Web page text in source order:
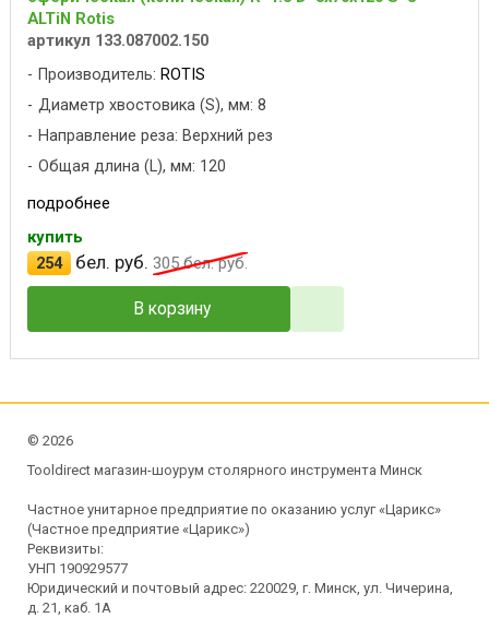
ALTiN Rotis
артикул 133.087002.150
Производитель: ROTIS
Диаметр хвостовика (S), мм: 8
Направление реза: Верхний рез
Общая длина (L), мм: 120
подробнее
купить
254
бел. руб. 305бел. руб.
В корзину
© 2026
Tooldirect магазин-шоурум столярного инструмента Минск
Частное унитарное предприятие по оказанию услуг «Царикс»
(Частное предприятие «Царикс»)
Реквизиты:
УНП 190929577
Юридический и почтовый адрес: 220029, г. Минск, ул. Чичерина,
д. 21, каб. 1А